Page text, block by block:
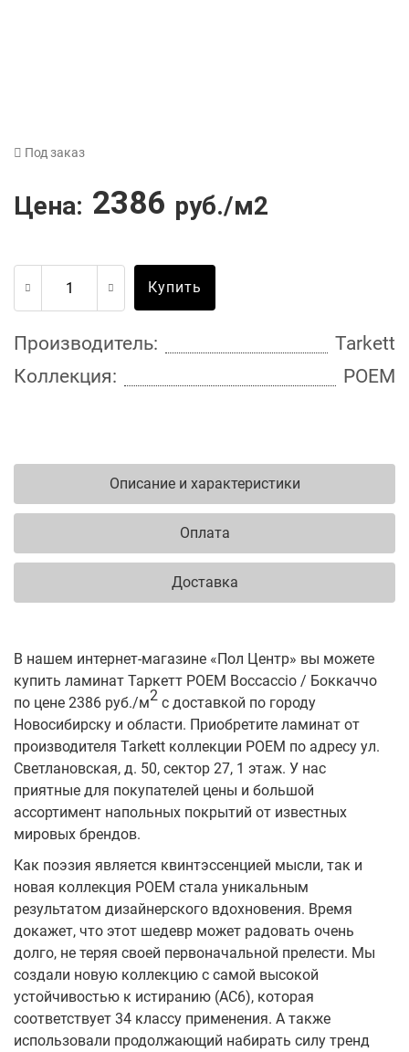
Под заказ
Цена: 2386 руб./м2
Купить
Производитель:
Tarkett
Коллекция:
POEM
Описание и характеристики
Оплата
Доставка
В нашем интернет-магазине «Пол Центр» вы можете
купить ламинат Таркетт POEM Boccaccio / Боккаччо
по цене 2386 руб./м2 с доставкой по городу
Новосибирску и области. Приобретите ламинат от
производителя Tarkett коллекции POEM по адресу ул.
Светлановская, д. 50, сектор 27, 1 этаж. У нас
приятные для покупателей цены и большой
ассортимент напольных покрытий от известных
мировых брендов.
Как поэзия является квинтэссенцией мысли, так и
новая коллекция POEM стала уникальным
результатом дизайнерского вдохновения. Время
докажет, что этот шедевр может радовать очень
долго, не теряя своей первоначальной прелести. Мы
создали новую коллекцию с самой высокой
устойчивостью к истиранию (AC6), которая
соответствует 34 классу применения. А также
использовали продолжающий набирать силу тренд